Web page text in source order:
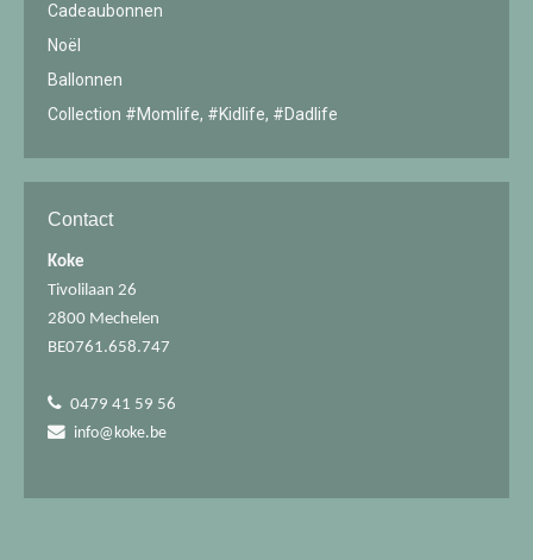
Cadeaubonnen
Noël
Ballonnen
Collection #Momlife, #Kidlife, #Dadlife
Contact
Koke
Tivolilaan 26
2800 Mechelen
BE0761.658.747
0479 41 59 56
info@koke.be